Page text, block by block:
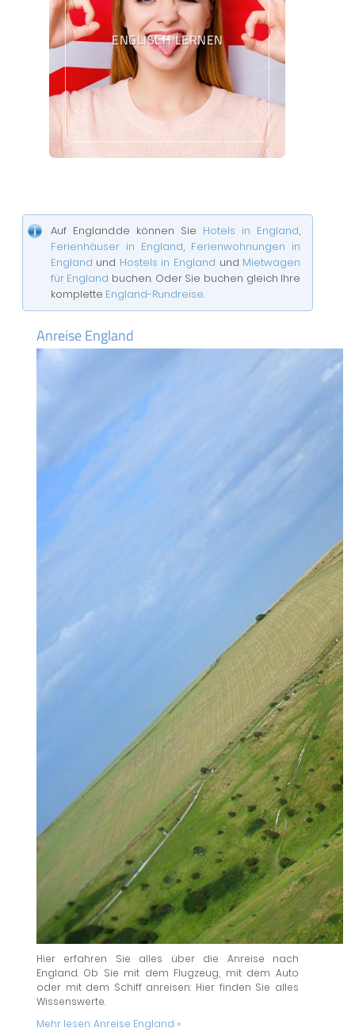
ENGLISCH LERNEN
Auf England.de können Sie Hotels in England,
Ferienhäuser in England, Ferienwohnungen in
England und Hostels in England und Mietwagen
für England buchen. Oder Sie buchen gleich Ihre
komplette England-Rundreise.
Anreise England
Hier erfahren Sie alles über die Anreise nach
England. Ob Sie mit dem Flugzeug, mit dem Auto
oder mit dem Schiff anreisen: Hier finden Sie alles
Wissenswerte.
Mehr lesen:Anreise England »